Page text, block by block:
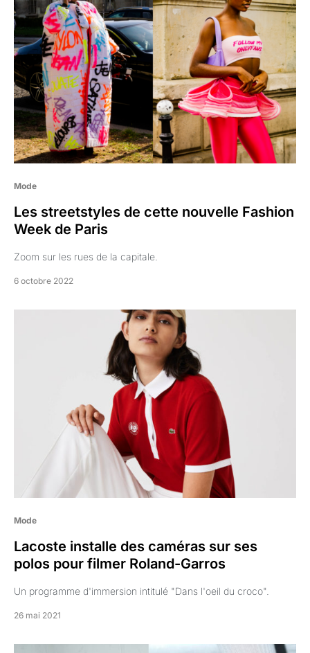
Mode
Les streetstyles de cette nouvelle Fashion
Week de Paris
Zoom sur les rues de la capitale.
6 octobre 2022
Mode
Lacoste installe des caméras sur ses
polos pour filmer Roland-Garros
Un programme d'immersion intitulé "Dans l'oeil du croco".
26 mai 2021